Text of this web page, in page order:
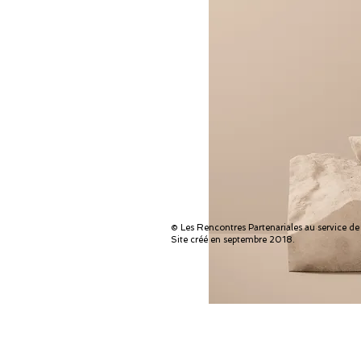
© Les Rencontres Partenariales au service
Site créé en septembre 2018.